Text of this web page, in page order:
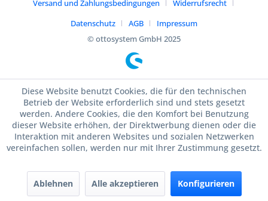
Versand und Zahlungsbedingungen
Widerrufsrecht
Datenschutz
AGB
Impressum
© ottosystem GmbH 2025
Diese Website benutzt Cookies, die für den technischen
Betrieb der Website erforderlich sind und stets gesetzt
werden. Andere Cookies, die den Komfort bei Benutzung
dieser Website erhöhen, der Direktwerbung dienen oder die
Interaktion mit anderen Websites und sozialen Netzwerken
vereinfachen sollen, werden nur mit Ihrer Zustimmung gesetzt.
Ablehnen Alle akzeptieren Konfigurieren